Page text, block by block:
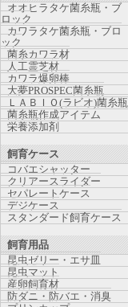
オオヒラタケ菌糸瓶・ブ
ロック
カワラタケ菌糸瓶・ブロ
ック
菌糸カワラ材
人工霊芝材
カワラ爆卵棒
大夢PROSPEC菌糸瓶
ＬＡＢＩＯ(ラビオ)菌糸瓶
菌糸瓶作成アイテム
栄養添加剤
飼育ケース
コバエシャッター
クリアースライダー
セパレートケース
デジケース
スタンダード飼育ケース
飼育用品
昆虫ゼリー・エサ皿
昆虫マット
産卵飼育材
防ダニ・防バエ・消臭